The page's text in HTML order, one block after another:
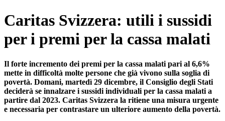
Caritas Svizzera: utili i sussidi
per i premi per la cassa malati
Il forte incremento dei premi per la cassa malati pari al 6,6%
mette in difficoltà molte persone che già vivono sulla soglia di
povertà. Domani, martedì 29 dicembre, il Consiglio degli Stati
deciderà se innalzare i sussidi individuali per la cassa malati a
partire dal 2023. Caritas Svizzera la ritiene una misura urgente
e necessaria per contrastare un ulteriore aumento della povertà.